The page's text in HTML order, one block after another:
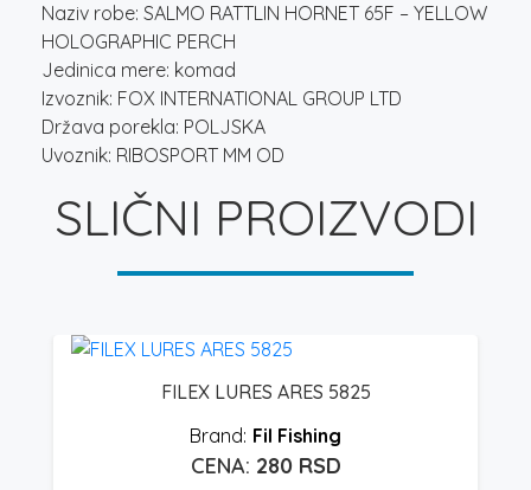
Naziv robe: SALMO RATTLIN HORNET 65F – YELLOW
HOLOGRAPHIC PERCH
Jedinica mere: komad
Izvoznik: FOX INTERNATIONAL GROUP LTD
Država porekla: POLJSKA
Uvoznik: RIBOSPORT MM OD
SLIČNI PROIZVODI
FILEX LURES ARES 5825
Fil Fishing
280 RSD